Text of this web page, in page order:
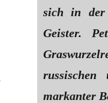
sich in der
Geister.
russischen
markanter